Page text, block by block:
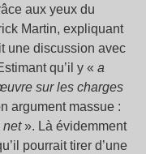
aux yeux du
Martin, expliquant
une discussion avec
qu’il y « a
sur les charges
argument massue :
net». Là évidemment
pourrait tirer d’une